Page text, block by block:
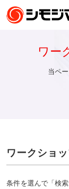
ワー
当ペ
ワークショ
条件を選んで「検